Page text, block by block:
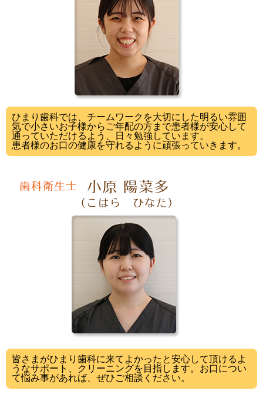
ひまり歯科では、チームワークを大切にした明るい雰囲
気で小さいお子様からご年配の方まで患者様が安心して
通っていただけるよう、日々勉強しています。
患者様のお口の健康を守れるように頑張っていきます。
皆さまがひまり歯科に来てよかったと安心して頂けるよ
うなサポート、クリーニングを目指します。お口につい
て悩み事があれば、ぜひご相談ください。